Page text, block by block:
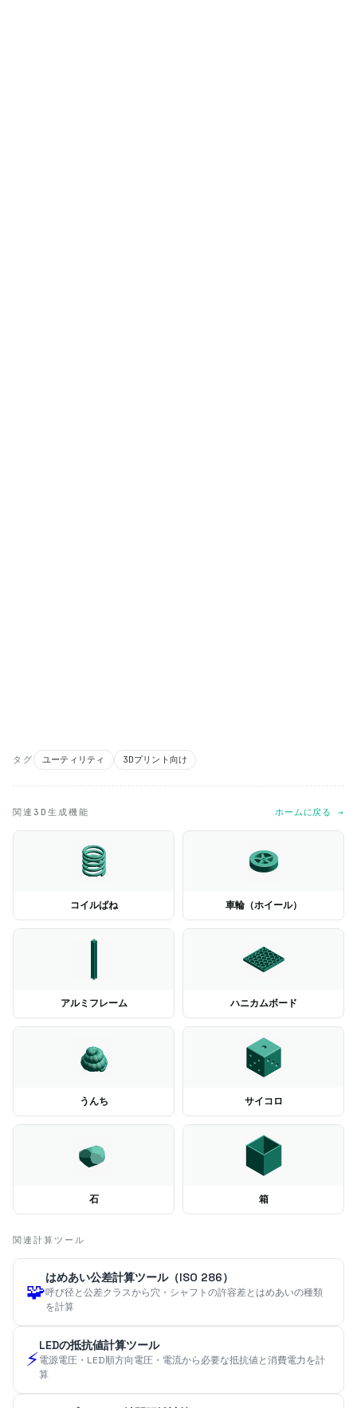
タグ ユーティリティ 3Dプリント向け
関連3D生成機能 ホームに戻る →
コイルばね 車輪（ホイール）
アルミフレーム ハニカムボード
うんち サイコロ
石 箱
関連計算ツール
🧩
はめあい公差計算ツール（ISO 286）
呼び径と公差クラスから穴・シャフトの許容差とはめあいの種類
を計算
⚡
LEDの抵抗値計算ツール
電源電圧・LED順方向電圧・電流から必要な抵抗値と消費電力を計
算